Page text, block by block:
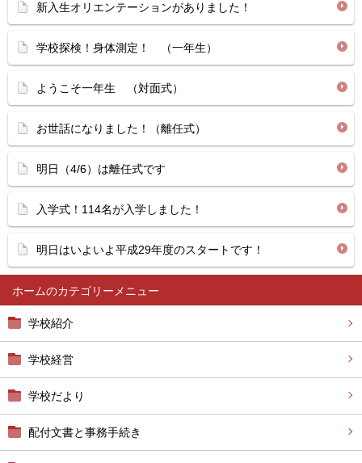
ホーム
学校紹介
学校経営
学校だより
配付文書と事務手続き
新入生オリエンテーションがありました！
学校探検！身体測定！ （一年生）
ようこそ一年生 （対面式）
お世話になりました！（離任式）
明日（4/6）は離任式です
入学式！114名が入学しました！
明日はいよいよ平成29年度のスタートです！